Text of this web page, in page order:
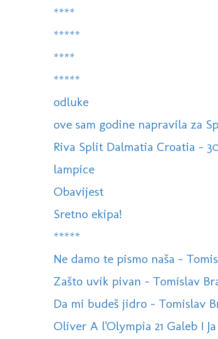
****
*****
****
*****
odluke
ove sam godine napravila za
Riva Split Dalmatia Croatia -
lampice
Obavijest
Sretno ekipa!
*****
Ne damo te pismo naša -
Zašto uvik pivan - Tomislav
Da mi budeš jidro - Tomislav
Oliver A l'Olympia 21 Galeb I Ja